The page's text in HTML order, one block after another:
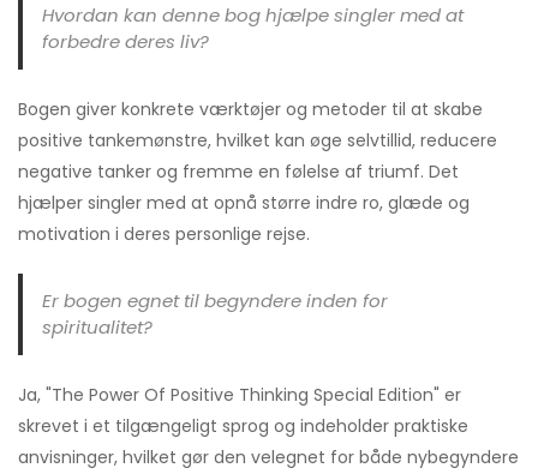
Hvordan kan denne bog hjælpe singler med at
forbedre deres liv?
Bogen giver konkrete værktøjer og metoder til at skabe
positive tankemønstre, hvilket kan øge selvtillid, reducere
negative tanker og fremme en følelse af triumf. Det
hjælper singler med at opnå større indre ro, glæde og
motivation i deres personlige rejse.
Er bogen egnet til begyndere inden for
spiritualitet?
Ja, "The Power Of Positive Thinking Special Edition" er
skrevet i et tilgængeligt sprog og indeholder praktiske
anvisninger, hvilket gør den velegnet for både nybegyndere